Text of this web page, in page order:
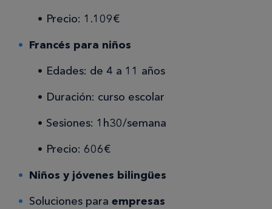
Precio: 1.109€
Francés para niños
Edades: de 4 a 11 años
Duración: curso escolar
Sesiones: 1h30/semana
Precio: 606€
Niños y jóvenes bilingües
Soluciones para empresas